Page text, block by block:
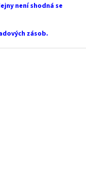
není shodná se
zásob.